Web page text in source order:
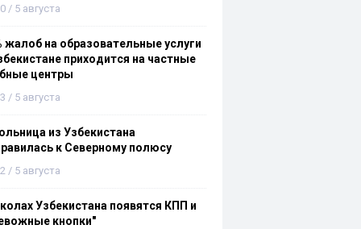
/ 5 августа
жалоб на образовательные услуги
приходится на частные
центры
/ 5 августа
из Узбекистана
к Северному полюсу
/ 5 августа
Узбекистана появятся КПП и
кнопки"